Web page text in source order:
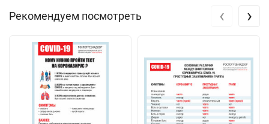
Рекомендуем посмотреть ‹ ›